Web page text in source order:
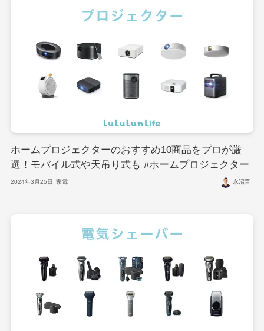
ホームプロジェクターのおすすめ10商品をプロが厳
選！モバイル式や天吊り式も #ホームプロジェクター
2024年3月25日 家電 永沼晋